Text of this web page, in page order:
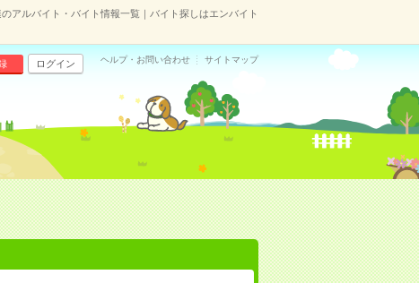
アルバイト・バイト情報一覧｜バイト探しはエンバイト
ログイン ヘルプ・お問い合わせ サイトマップ